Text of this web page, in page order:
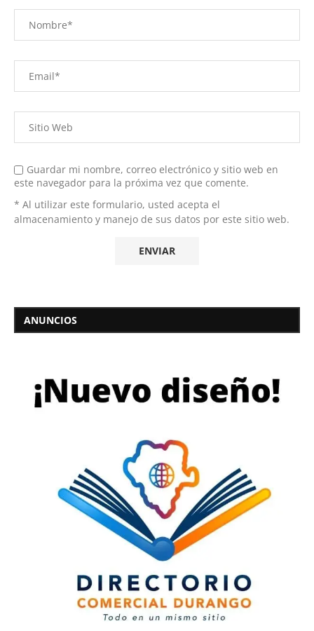
Guardar mi nombre, correo electrónico y sitio web en
este navegador para la próxima vez que comente.
* Al utilizar este formulario, usted acepta el
almacenamiento y manejo de sus datos por este sitio web.
ANUNCIOS